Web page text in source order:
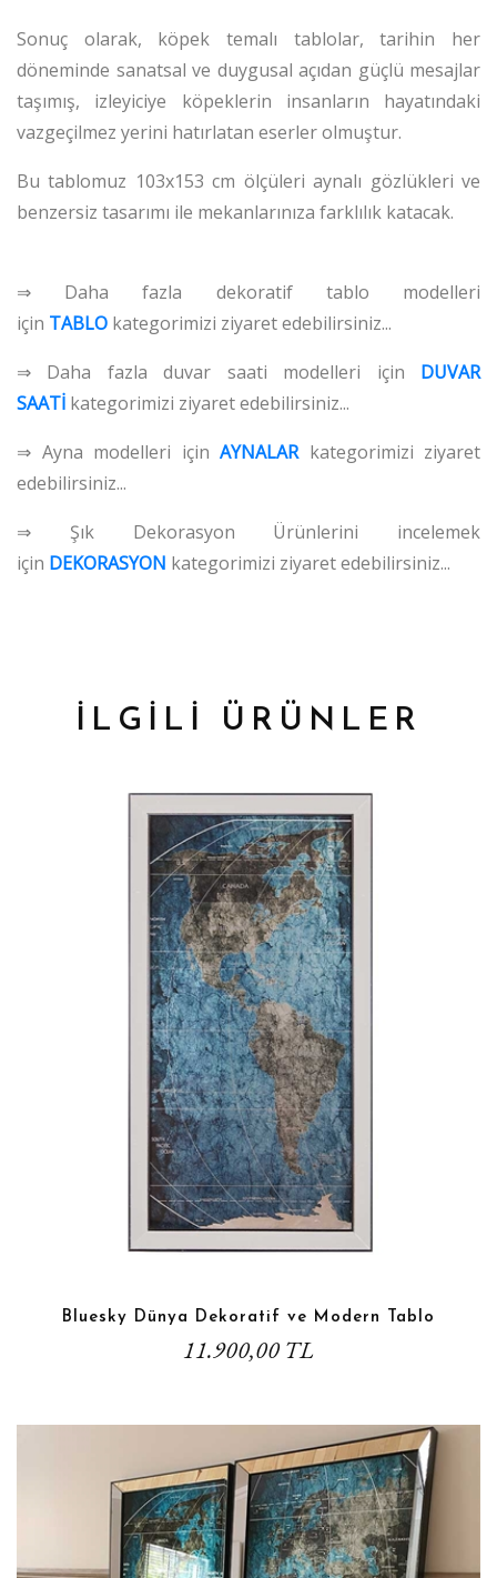
Sonuç olarak, köpek temalı tablolar, tarihin her
döneminde sanatsal ve duygusal açıdan güçlü mesajlar
taşımış, izleyiciye köpeklerin insanların hayatındaki
vazgeçilmez yerini hatırlatan eserler olmuştur.
Bu tablomuz 103x153 cm ölçüleri aynalı gözlükleri ve
benzersiz tasarımı ile mekanlarınıza farklılık katacak.
⇒ Daha fazla dekoratif tablo modelleri
için TABLO kategorimizi ziyaret edebilirsiniz...
⇒ Daha fazla duvar saati modelleri için DUVAR
SAATİ kategorimizi ziyaret edebilirsiniz...
⇒ Ayna modelleri için AYNALARkategorimizi ziyaret
edebilirsiniz...
⇒ Şık Dekorasyon Ürünlerini incelemek
için DEKORASYON kategorimizi ziyaret edebilirsiniz...
İLGİLİ ÜRÜNLER
Bluesky Dünya Dekoratif ve Modern Tablo
11.900,00 TL